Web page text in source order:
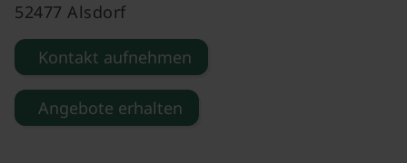
52477 Alsdorf
Kontakt aufnehmen
Angebote erhalten